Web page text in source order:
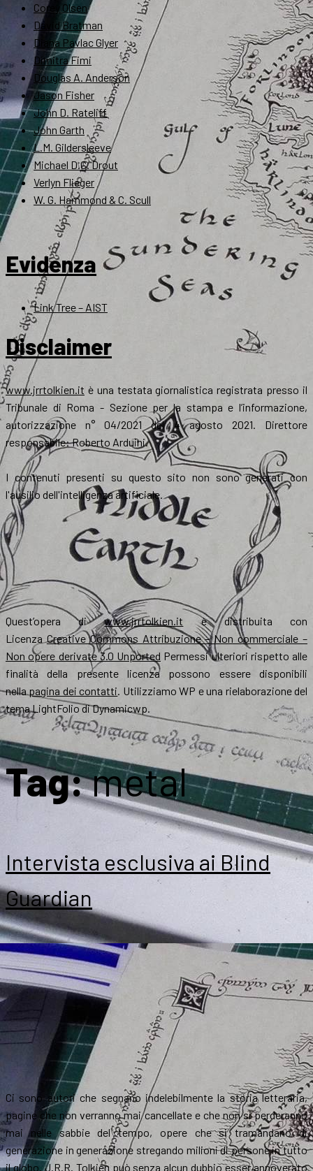
Corey Olsen
David Bratman
Diana Pavlac Glyer
Dimitra Fimi
Douglas A. Anderson
Jason Fisher
John D. Rateliff
John Garth
L.M. Gildersleeve
Michael D.C. Drout
Verlyn Flieger
W. G. Hammond & C. Scull
Evidenza
Link Tree – AIST
Disclaimer
www.jrrtolkien.it è una testata giornalistica registrata presso il
Tribunale di Roma - Sezione per la stampa e l’informazione,
autorizzazione n° 04/2021 del 4 agosto 2021. Direttore
responsabile: Roberto Arduini.
I contenuti presenti su questo sito non sono generati con
l'ausilio dell'intelligenza artificiale.
Quest’opera diwww.jrrtolkien.it è distribuita con
LicenzaCreative Commons Attribuzione – Non commerciale –
Non opere derivate 3.0 Unported Permessi ulteriori rispetto alle
finalità della presente licenza possono essere disponibili
nellapagina dei contatti. Utilizziamo WP e una rielaborazione del
tema LightFolio di Dynamicwp.
Tag:metal
Intervista esclusiva ai Blind
Guardian
Ci sono autori che segnano indelebilmente la storia letteraria,
pagine che non verranno mai cancellate e che non si perderanno
mai nelle sabbie del tempo, opere che si tramandano di
generazione in generazione stregando milioni di persone in tutto
il globo. J.R.R. Tolkien può senza alcun dubbio esser annoverato